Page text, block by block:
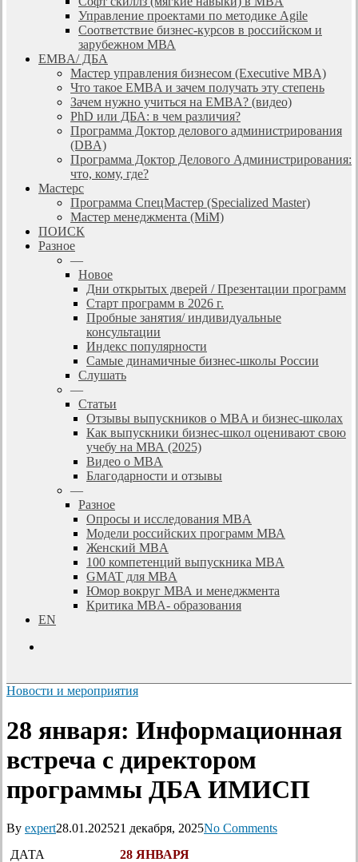
Управление проектами по методике Agile
Соответствие бизнес-курсов в российском и
зарубежном МВА
EMBA/ ДБA
Мастер управления бизнесом (Executive MBA)
Что такое EMBA и зачем получать эту степень
Зачем нужно учиться на EMBA? (видео)
PhD или ДБА: в чем различия?
Программа Доктор делового администрирования
(DBА)
Программа Доктор Делового Администрирования:
что, кому, где?
Мастерс
Программа СпецМастер (Specialized Master)
Мастер менеджмента (MiM)
ПОИСК
Разное
—
Новое
Дни открытых дверей / Презентации программ
Старт программ в 2026 г.
Пробные занятия/ индивидуальные
консультации
Индекс популярности
Самые динамичные бизнес-школы России
Слушать
—
Статьи
Отзывы выпускников о MBA и бизнес-школах
Как выпускники бизнес-школ оценивают свою
учебу на МВА (2025)
Видео о MBA
Благодарности и отзывы
—
Разное
Опросы и исследования MBA
Модели российских программ МВА
Женский MBA
100 компетенций выпускника MBA
GMAT для MBA
Юмор вокруг МВА и менеджмента
Критика MBA- образования
EN
Новости и мероприятия
28 января: Информационная
встреча с директором
программы ДБА ИМИСП
By expert28.01.202521 декабря, 2025No Comments
ДАТА
28 ЯНВАРЯ